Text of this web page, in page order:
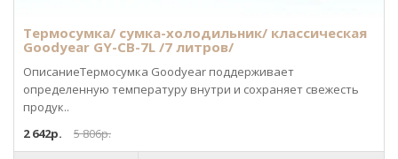
Термосумка/ сумка-холодильник/ классическая
Goodyear GY-CB-7L /7 литров/
ОписаниеТермосумка Goodyear поддерживает
определенную температуру внутри и сохраняет свежесть
продук..
2 642р.
5 806р.